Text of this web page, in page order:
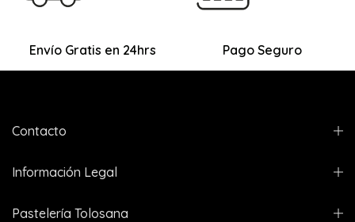
Envío Gratis en 24hrs Pago Seguro
Contacto
Información Legal
Pastelería Tolosana